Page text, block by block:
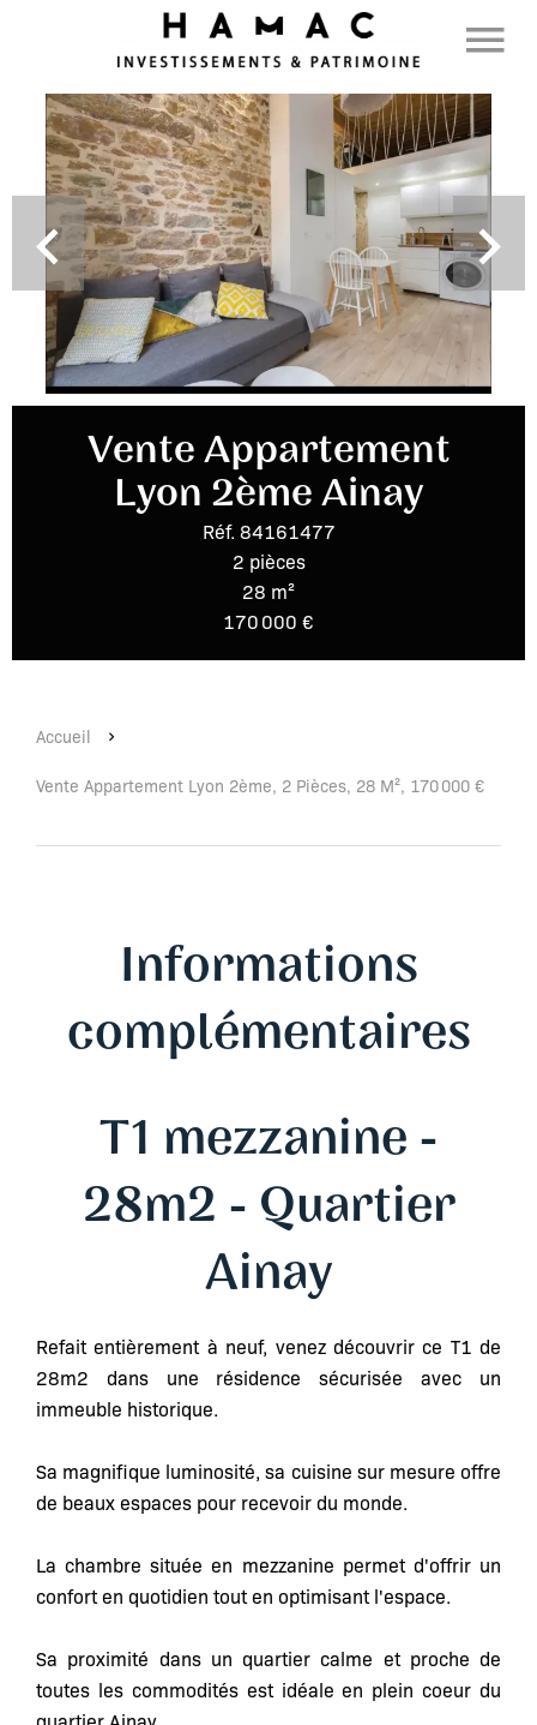
Vente Appartement
Lyon 2ème Ainay
Réf. 84161477
2 pièces
28 m²
170 000 €
Accueil
Vente Appartement Lyon 2ème, 2 Pièces, 28 M², 170 000 €
Informations
complémentaires
T1 mezzanine -
28m2 - Quartier
Ainay
Refait entièrement à neuf, venez découvrir ce T1 de
28m2 dans une résidence sécurisée avec un
immeuble historique.
Sa magnifique luminosité, sa cuisine sur mesure offre
de beaux espaces pour recevoir du monde.
La chambre située en mezzanine permet d'offrir un
confort en quotidien tout en optimisant l'espace.
Sa proximité dans un quartier calme et proche de
toutes les commodités est idéale en plein coeur du